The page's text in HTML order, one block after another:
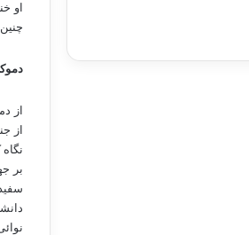
او
از
از
بر